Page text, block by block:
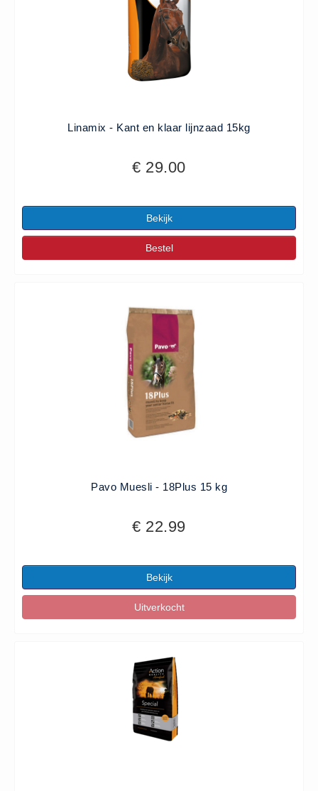
Linamix - Kant en klaar lijnzaad 15kg
€ 29.00
Bekijk
Bestel
Pavo Muesli - 18Plus 15 kg
€ 22.99
Bekijk
Uitverkocht